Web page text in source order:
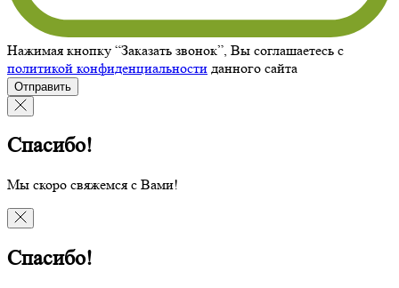
Нажимая кнопку “Заказать звонок”, Вы соглашаетесь с
политикой конфиденциальности данного сайта
Отправить
Спасибо!
Мы скоро свяжемся с Вами!
Спасибо!